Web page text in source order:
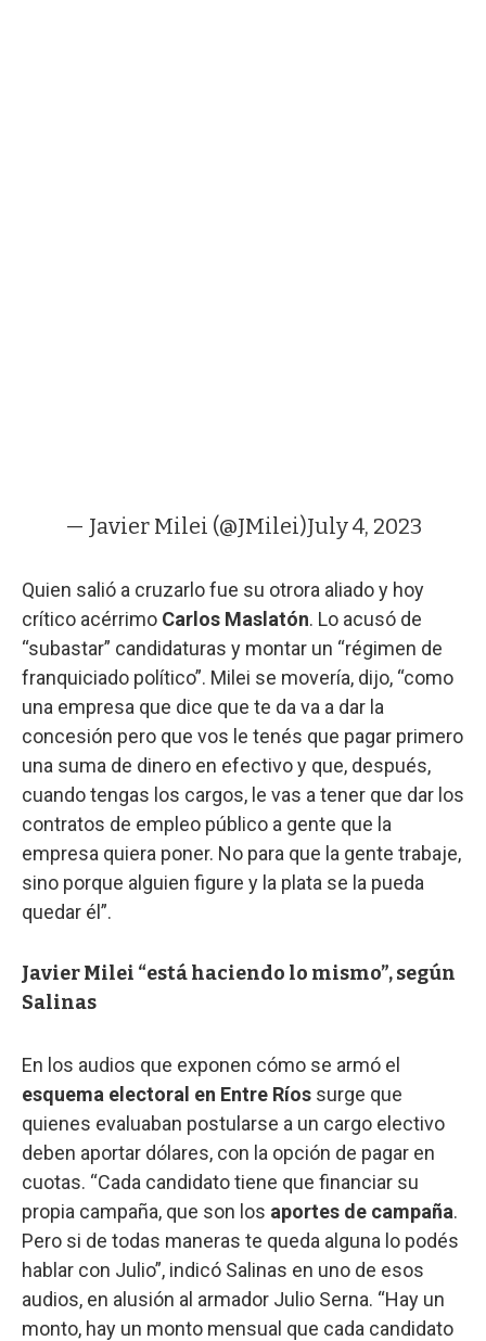
— Javier Milei (@JMilei)July 4, 2023
Quien salió a cruzarlo fue su otrora aliado y hoy
crítico acérrimo Carlos Maslatón. Lo acusó de
“subastar” candidaturas y montar un “régimen de
franquiciado político”. Milei se movería, dijo, “como
una empresa que dice que te da va a dar la
concesión pero que vos le tenés que pagar primero
una suma de dinero en efectivo y que, después,
cuando tengas los cargos, le vas a tener que dar los
contratos de empleo público a gente que la
empresa quiera poner. No para que la gente trabaje,
sino porque alguien figure y la plata se la pueda
quedar él”.
Javier Milei “está haciendo lo mismo”, según
Salinas
En los audios que exponen cómo se armó el
esquema electoral en Entre Ríos surge que
quienes evaluaban postularse a un cargo electivo
deben aportar dólares, con la opción de pagar en
cuotas. “Cada candidato tiene que financiar su
propia campaña, que son los aportes de campaña.
Pero si de todas maneras te queda alguna lo podés
hablar con Julio”, indicó Salinas en uno de esos
audios, en alusión al armador Julio Serna. “Hay un
monto, hay un monto mensual que cada candidato